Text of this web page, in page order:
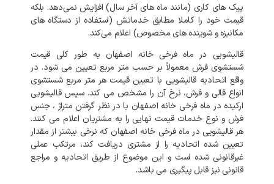
پیک‌ های کاری (مانند ماه‌ های آخر سال) افزایش نمی‌دهد. بلکه
قیمت خود را کاملا مطابق خدماتش (استفاده از دستگاه های
مکانیزه و شوینده‌ های مخصوص) اعلام می‌کند.
قالیشویی در ماه فرخی خانه اصفهان به طور کلی قیمت
شستشوی فرش معمولاً بر حسب متر مربع تعیین می شود. در
واقع اتحادیه قالیشویی با تعیین قیمت هر متر مربع شستشوی
انواع قالی و فرش، نرخ آن را مشخص می کند.سپس قالیشویی
ارکیده در ماه فرخی خانه اصفهان با در نظر گرفتن متراژ ، جنس
فرش و نوع خدمات قیمت نهایی را به مشتریان اعلام می کنند.
هر قالیشویی در ماه فرخی خانه اصفهان که نرخی بیشتر از مقدار
تعیین شده اتحادیه را از مشتری دریافت کند، مرتکب عملی
غیرقانونی شده است و این موضوع از طریق اتحادیه و مراجع
قانونی نیز قابل پیگیری می باشد.